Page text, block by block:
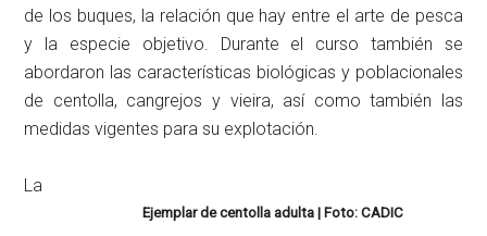
de los buques, la relación que hay entre el arte de pesca
y la especie objetivo. Durante el curso también se
abordaron las características biológicas y poblacionales
de centolla, cangrejos y vieira, así como también las
medidas vigentes para su explotación.
Ejemplar de centolla adulta | Foto: CADIC
La